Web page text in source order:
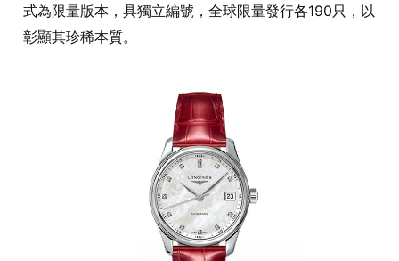
式為限量版本，具獨立編號，全球限量發行各190只，以
彰顯其珍稀本質。